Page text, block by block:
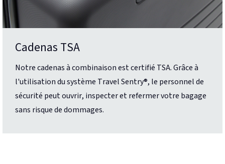
Cadenas TSA
Notre cadenas à combinaison est certifié TSA. Grâce à
l'utilisation du système Travel Sentry®, le personnel de
sécurité peut ouvrir, inspecter et refermer votre bagage
sans risque de dommages.